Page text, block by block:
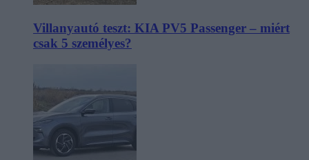
Villanyautó teszt: KIA PV5 Passenger – miért
csak 5 személyes?